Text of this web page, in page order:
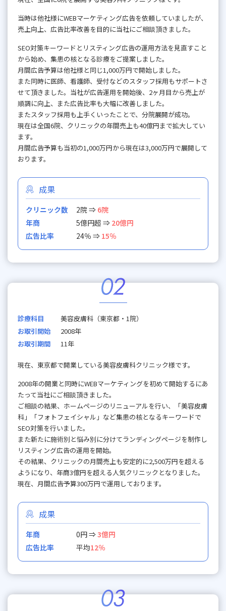
当時は他社様にWEBマーケティング広告を依頼していましたが、
売上向上、広告比率改善を目的に当社にご相談頂きました。
SEO対策キーワードとリスティング広告の運用方法を見直すこと
から始め、集患の核となる診療をご提案しました。
月間広告予算は他社様と同じ1,000万円で開始しました。
また同時に医師、看護師、受付などのスタッフ採用もサポートさ
せて頂きました。当社が広告運用を開始後、2ヶ月目から売上が
順調に向上、また広告比率も大幅に改善しました。
またスタッフ採用も上手くいったことで、分院展開が成功。
現在は全国6院、クリニックの年間売上も40億円まで拡大してい
ます。
月間広告予算も当初の1,000万円から現在は3,000万円で展開して
おります。
成果
クリニック数 2院 ⇒ 6院
年商
5億円超 ⇒ 20億円
広告比率
24％ ⇒ 15％
診療科目
美容皮膚科（東京都・1院）
お取引開始
2008年
お取引期間
11年
現在、東京都で開業している美容皮膚科クリニック様です。
2008年の開業と同時にWEBマーケティングを初めて開始するにあ
たって当社にご相談頂きました。
ご相談の結果、ホームページのリニューアルを行い、「美容皮膚
科」「フォトフェイシャル」など集患の核となるキーワードで
SEO対策を行いました。
また新たに施術別と悩み別に分けてランディングページを制作し
リスティング広告の運用を開始。
その結果、クリニックの月間売上も安定的に2,500万円を超える
ようになり、年商3億円を超える人気クリニックとなりました。
現在、月間広告予算300万円で運用しております。
成果
年商 0円 ⇒3億円
広告比率
平均12％